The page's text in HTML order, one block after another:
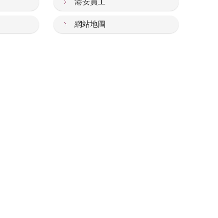
網站地圖